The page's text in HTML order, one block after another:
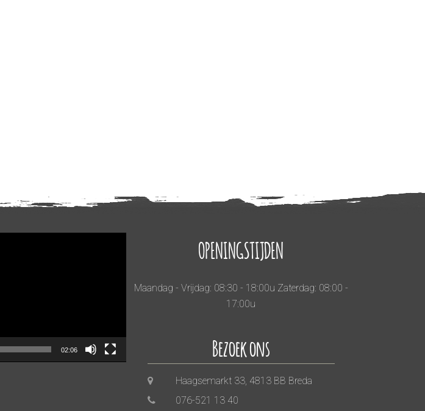
02:06
OPENINGSTIJDEN
Maandag - Vrijdag: 08:30 - 18:00u Zaterdag: 08:00 -
17:00u
Bezoek ons
Haagsemarkt 33, 4813 BB Breda
076-521 13 40